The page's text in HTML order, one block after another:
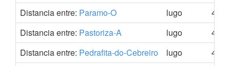
Distancia entre: Paramo-O lugo
Distancia entre: Pastoriza-A lugo
Distancia entre: Pedrafita-do-Cebreiro lugo